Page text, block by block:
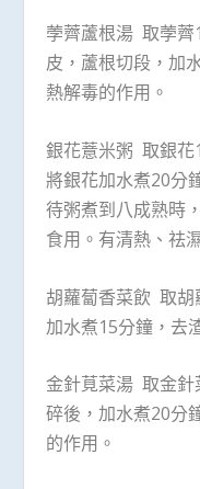
荸薺蘆根湯 取荸
皮，蘆根切段，加
熱解毒的作用。
銀花薏米粥 取銀花
將銀花加水煮20分
待粥煮到八成熟時
食用。有清熱、祛
胡蘿蔔香菜飲 取胡
加水煮15分鐘，去
金針莧菜湯 取金針
碎後，加水煮20分
的作用。